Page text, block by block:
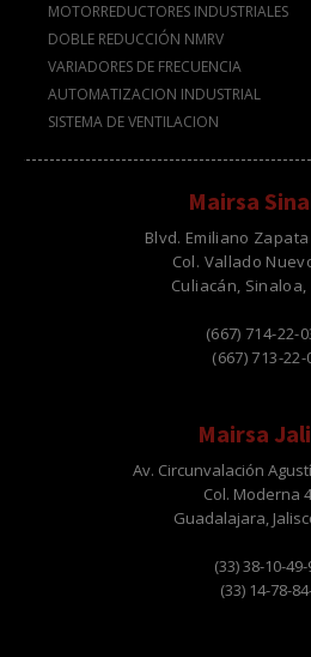
MOTORREDUCTORES INDUSTRIALES
DOBLE REDUCCIÓN NMRV
VARIADORES DE FRECUENCIA
AUTOMATIZACION INDUSTRIAL
SISTEMA DE VENTILACION
Mairsa
Blvd. Emiliano
Col. Vallado
Culiacán, Sinaloa,
(667) 714-22-
(667) 713-22-
Mairsa
Av. Circunvalación
Col. Moderna
Guadalajara,
(33) 38-10-
(33) 14-78-